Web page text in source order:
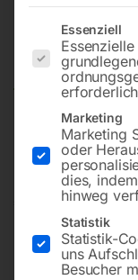
Robuste Presse
780,00
inkl. MwSt. zzgl.
Lieferzeit:ca. 5 - 10
Es folgt eine
Essenziell
Marketing
Marketing
oder
dies,
hinweg
Statistik
Statistik-
uns
Besucher